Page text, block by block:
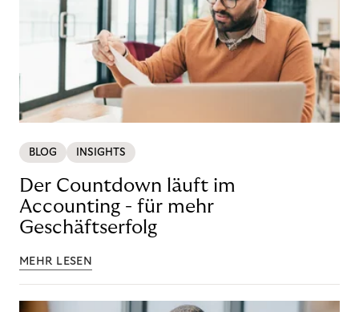
BLOG INSIGHTS
Der Countdown läuft im
Accounting - für mehr
Geschäftserfolg
MEHR LESEN